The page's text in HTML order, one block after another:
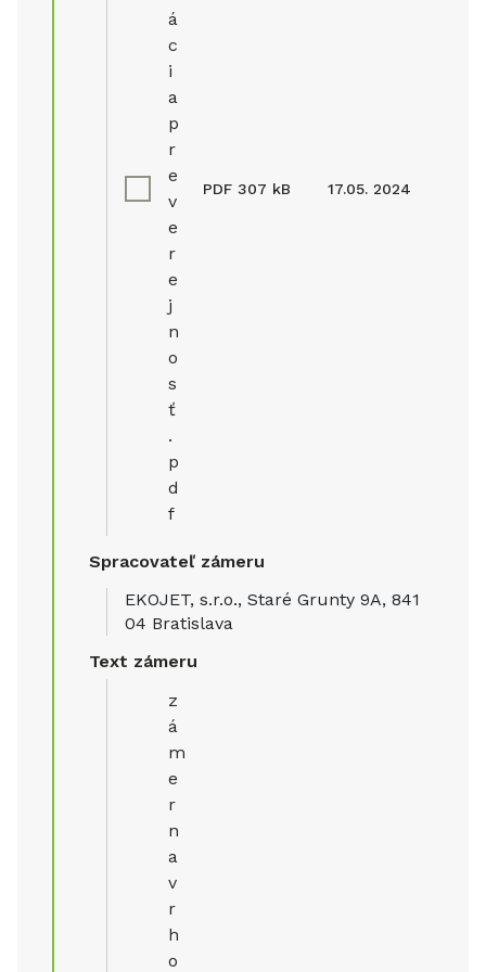
á
c
i
a
p
r
e
v
e
r
e
j
n
o
s
ť
.
p
d
f
PDF 307 kB 17.05. 2024
Spracovateľ zámeru
EKOJET, s.r.o., Staré Grunty 9A, 841
04 Bratislava
Text zámeru
z
á
m
e
r
n
a
v
r
h
o